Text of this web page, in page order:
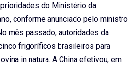
do Ministério da
conforme anunciado pelo ministro
mês passado, autoridades da
frigoríficos brasileiros para
in natura. A China efetivou, em